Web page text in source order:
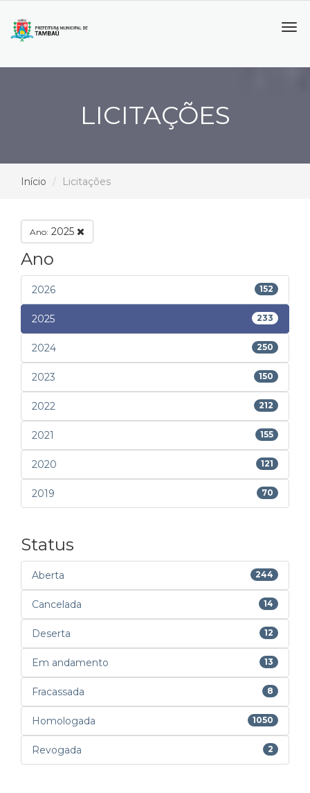
LICITAÇÕES
Início Licitações
Ano: 2025
Ano
2026 152
2025 233
2024 250
2023 150
2022 212
2021 155
2020 121
2019 70
Status
Aberta 244
Cancelada 14
Deserta 12
Em andamento 13
Fracassada 8
Homologada 1050
Revogada 2